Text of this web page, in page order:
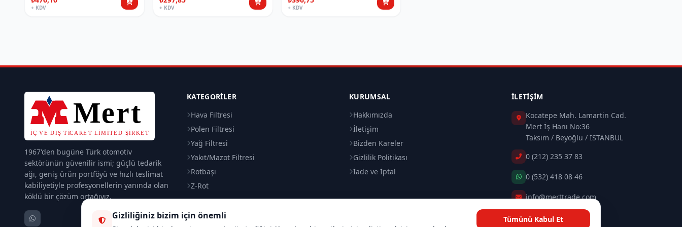
+ KDV + KDV + KDV
1967'den bugüne Türk otomotiv
sektörünün güvenilir ismi; güçlü tedarik
ağı, geniş ürün portföyü ve hızlı teslimat
kabiliyetiyle profesyonellerin yanında olan
köklü bir çözüm ortağıyız.
KATEGORILER
Hava Filtresi
Polen Filtresi
Yağ Filtresi
Yakıt/Mazot Filtresi
Rotbaşı
Z-Rot
KURUMSAL
Hakkımızda
İletişim
Bizden Kareler
Gizlilik Politikası
İade ve İptal
İLETIŞIM
Kocatepe Mah. Lamartin Cad.
Mert İş Hanı No:36
Taksim / Beyoğlu / İSTANBUL
0 (212) 235 37 83
0 (532) 418 08 46
info@merttrade.com
İletişim Sayfası
Gizliliğiniz bizim için önemli Tümünü Kabul Et